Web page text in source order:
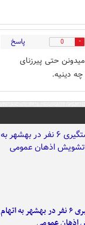
0 پاسخ
حتی پیرزنای
دینیه.
دستگیری ۶ نفر در بهشهر به اتهام